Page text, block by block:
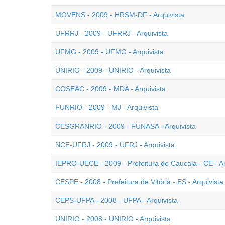
MOVENS - 2009 - HRSM-DF - Arquivista
UFRRJ - 2009 - UFRRJ - Arquivista
UFMG - 2009 - UFMG - Arquivista
UNIRIO - 2009 - UNIRIO - Arquivista
COSEAC - 2009 - MDA - Arquivista
FUNRIO - 2009 - MJ - Arquivista
CESGRANRIO - 2009 - FUNASA - Arquivista
NCE-UFRJ - 2009 - UFRJ - Arquivista
IEPRO-UECE - 2009 - Prefeitura de Caucaia - CE -
CESPE - 2008 - Prefeitura de Vitória - ES - Arquivista
CEPS-UFPA - 2008 - UFPA - Arquivista
UNIRIO - 2008 - UNIRIO - Arquivista